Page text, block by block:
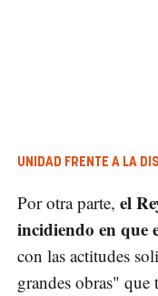
UNIDAD FRENTE A LA
Por otra parte, el
incidiendo en que
con las actitudes
grandes obras" que